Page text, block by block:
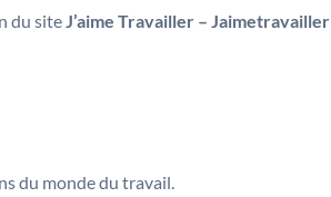
du siteJ’aime Travailler – Jaimetravailler
du monde du travail.